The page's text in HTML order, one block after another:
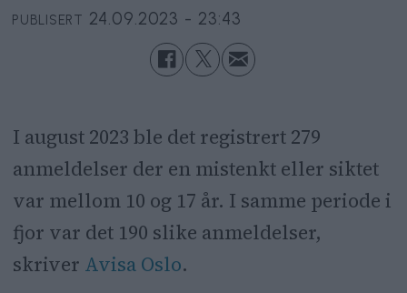
PUBLISERT 24.09.2023 - 23:43
I august 2023 ble det registrert 279
anmeldelser der en mistenkt eller siktet
var mellom 10 og 17 år. I samme periode i
fjor var det 190 slike anmeldelser,
skriver Avisa Oslo.